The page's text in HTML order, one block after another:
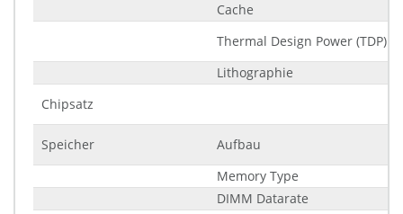
Cache
Thermal Design Power (TDP)
Lithographie
Chipsatz
Speicher
Aufbau
Memory Type
DIMM Datarate